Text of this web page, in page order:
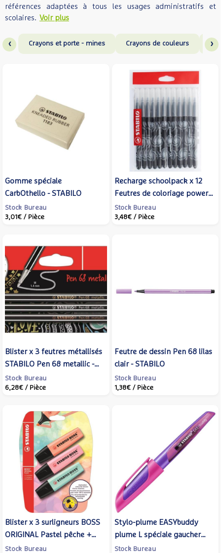
références adaptées à tous les usages administratifs et
scolaires. Voir plus
‹ Crayons et porte - mines Crayons de couleurs ›
Gomme spéciale
CarbOthello - STABILO
Stock Bureau
3,01€ / Pièce
Recharge schoolpack x 12
Feutres de coloriage power
noir - STABILO
Stock Bureau
3,48€ / Pièce
Blister x 3 feutres métallisés
STABILO Pen 68 metallic -
or, argent, cuivre
Stock Bureau
6,28€ / Pièce
Feutre de dessin Pen 68 lilas
clair - STABILO
Stock Bureau
1,38€ / Pièce
Blister x 3 surligneurs BOSS
ORIGINAL Pastel pêche +
rose + turquoise - STABILO
Stock Bureau
Stylo-plume EASYbuddy
plume L spéciale gaucher
rose/violet - STABILO
Stock Bureau